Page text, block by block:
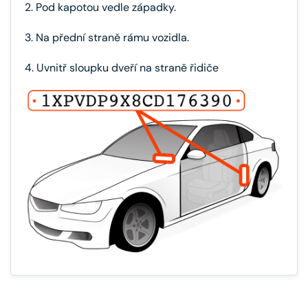
2. Pod kapotou vedle západky.
3. Na přední straně rámu vozidla.
4. Uvnitř sloupku dveří na straně řidiče